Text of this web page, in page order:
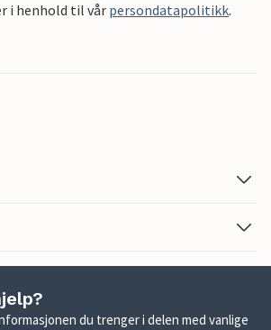
i henhold til vår persondatapolitikk.
du trenger i delen med vanlige